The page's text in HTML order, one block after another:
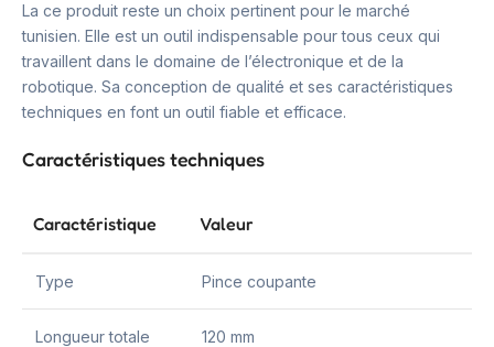
La ce produit reste un choix pertinent pour le marché
tunisien. Elle est un outil indispensable pour tous ceux qui
travaillent dans le domaine de l’électronique et de la
robotique. Sa conception de qualité et ses caractéristiques
techniques en font un outil fiable et efficace.
Caractéristiques techniques
Caractéristique Valeur
Type Pince coupante
Longueur totale 120 mm